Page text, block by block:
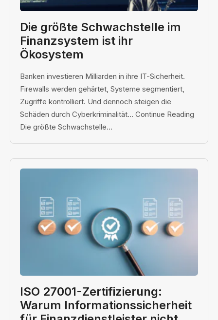
Die größte Schwachstelle im
Finanzsystem ist ihr
Ökosystem
Banken investieren Milliarden in ihre IT-Sicherheit.
Firewalls werden gehärtet, Systeme segmentiert,
Zugriffe kontrolliert. Und dennoch steigen die
Schäden durch Cyberkriminalität… Continue Reading
Die größte Schwachstelle...
ISO 27001-Zertifizierung:
Warum Informationssicherheit